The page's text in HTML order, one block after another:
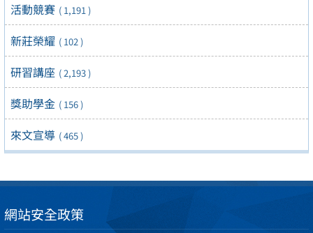
活動競賽 ( 1,191 )
新莊榮耀 ( 102 )
研習講座 ( 2,193 )
獎助學金 ( 156 )
來文宣導 ( 465 )
網站安全政策